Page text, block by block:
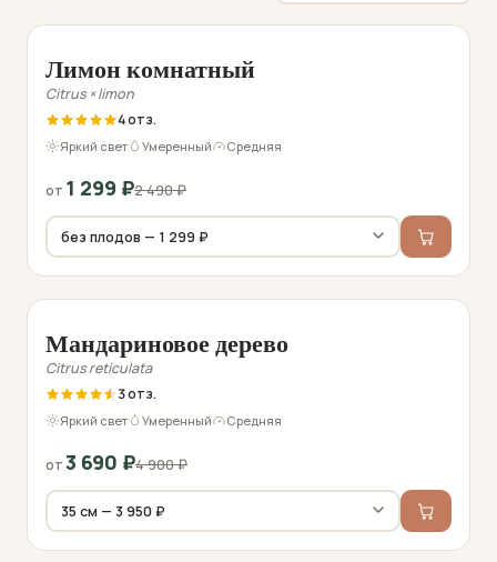
−48%
Лимон комнатный
Citrus × limon
4
Яркий свет Умеренный Средняя
от 1 299 ₽2 490₽
−19%
Мандариновое дерево
Citrus reticulata
3
Яркий свет Умеренный Средняя
от3 690 ₽4 900₽